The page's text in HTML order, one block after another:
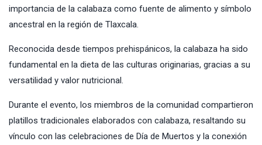
importancia de la calabaza como fuente de alimento y símbolo
ancestral en la región de Tlaxcala.
Reconocida desde tiempos prehispánicos, la calabaza ha sido
fundamental en la dieta de las culturas originarias, gracias a su
versatilidad y valor nutricional.
Durante el evento, los miembros de la comunidad compartieron
platillos tradicionales elaborados con calabaza, resaltando su
vínculo con las celebraciones de Día de Muertos y la conexión